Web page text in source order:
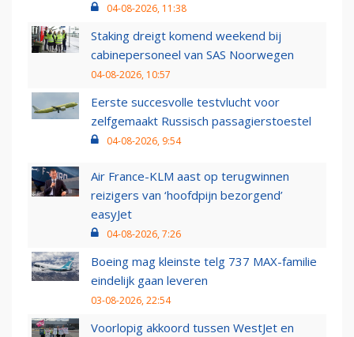
04-08-2026, 11:38
Staking dreigt komend weekend bij
cabinepersoneel van SAS Noorwegen
04-08-2026, 10:57
Eerste succesvolle testvlucht voor
zelfgemaakt Russisch passagierstoestel
04-08-2026, 9:54
Air France-KLM aast op terugwinnen
reizigers van ‘hoofdpijn bezorgend’
easyJet
04-08-2026, 7:26
Boeing mag kleinste telg 737 MAX-familie
eindelijk gaan leveren
03-08-2026, 22:54
Voorlopig akkoord tussen WestJet en